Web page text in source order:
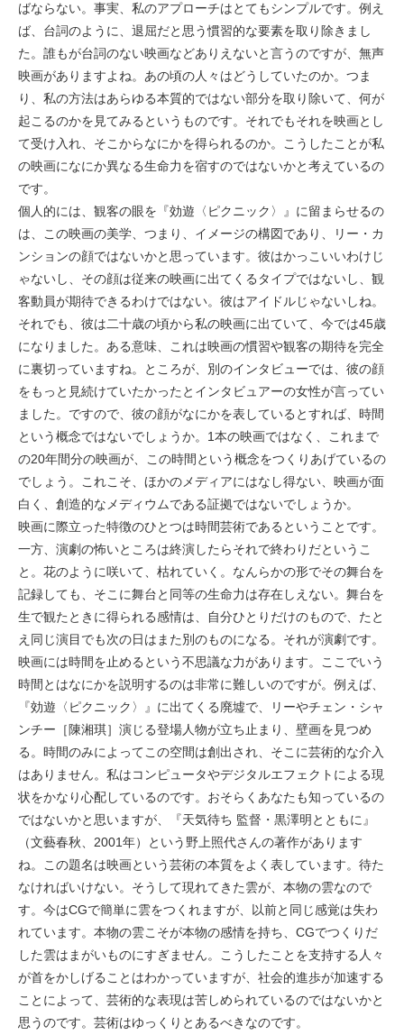
ばならない。事実、私のアプローチはとてもシンプルです。例え
ば、台詞のように、退屈だと思う慣習的な要素を取り除きまし
た。誰もが台詞のない映画などありえないと言うのですが、無声
映画がありますよね。あの頃の人々はどうしていたのか。つま
り、私の方法はあらゆる本質的ではない部分を取り除いて、何が
起こるのかを見てみるというものです。それでもそれを映画とし
て受け入れ、そこからなにかを得られるのか。こうしたことが私
の映画になにか異なる生命力を宿すのではないかと考えているの
です。
個人的には、観客の眼を『効遊〈ピクニック〉』に留まらせるの
は、この映画の美学、つまり、イメージの構図であり、リー・カ
ンションの顔ではないかと思っています。彼はかっこいいわけじ
ゃないし、その顔は従来の映画に出てくるタイプではないし、観
客動員が期待できるわけではない。彼はアイドルじゃないしね。
それでも、彼は二十歳の頃から私の映画に出ていて、今では45歳
になりました。ある意味、これは映画の慣習や観客の期待を完全
に裏切っていますね。ところが、別のインタビューでは、彼の顔
をもっと見続けていたかったとインタビュアーの女性が言ってい
ました。ですので、彼の顔がなにかを表しているとすれば、時間
という概念ではないでしょうか。1本の映画ではなく、これまで
の20年間分の映画が、この時間という概念をつくりあげているの
でしょう。これこそ、ほかのメディアにはなし得ない、映画が面
白く、創造的なメディウムである証拠ではないでしょうか。
映画に際立った特徴のひとつは時間芸術であるということです。
一方、演劇の怖いところは終演したらそれで終わりだというこ
と。花のように咲いて、枯れていく。なんらかの形でその舞台を
記録しても、そこに舞台と同等の生命力は存在しえない。舞台を
生で観たときに得られる感情は、自分ひとりだけのもので、たと
え同じ演目でも次の日はまた別のものになる。それが演劇です。
映画には時間を止めるという不思議な力があります。ここでいう
時間とはなにかを説明するのは非常に難しいのですが。例えば、
『効遊〈ピクニック〉』に出てくる廃墟で、リーやチェン・シャ
ンチー［陳湘琪］演じる登場人物が立ち止まり、壁画を見つめ
る。時間のみによってこの空間は創出され、そこに芸術的な介入
はありません。私はコンピュータやデジタルエフェクトによる現
状をかなり心配しているのです。おそらくあなたも知っているの
ではないかと思いますが、『天気待ち 監督・黒澤明とともに』
（文藝春秋、2001年）という野上照代さんの著作があります
ね。この題名は映画という芸術の本質をよく表しています。待た
なければいけない。そうして現れてきた雲が、本物の雲なので
す。今はCGで簡単に雲をつくれますが、以前と同じ感覚は失わ
れています。本物の雲こそが本物の感情を持ち、CGでつくりだ
した雲はまがいものにすぎません。こうしたことを支持する人々
が首をかしげることはわかっていますが、社会的進歩が加速する
ことによって、芸術的な表現は苦しめられているのではないかと
思うのです。芸術はゆっくりとあるべきなのです。